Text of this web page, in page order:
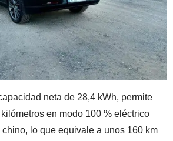
neta de 28,4 kWh, permite
en modo 100 % eléctrico
lo que equivale a unos 160 km